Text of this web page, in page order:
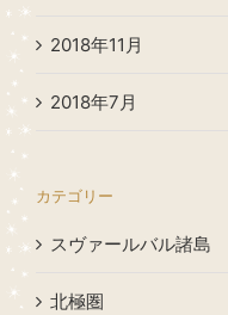
2018年11月
2018年7月
カテゴリー
スヴァールバル諸島
北極圏